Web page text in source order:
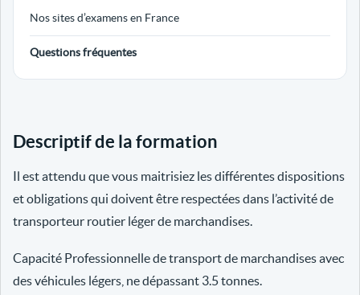
Nos sites d’examens en France
Questions fréquentes
Descriptif de la formation
Il est attendu que vous maitrisiez les différentes dispositions
et obligations qui doivent être respectées dans l’activité de
transporteur routier léger de marchandises.
Capacité Professionnelle de transport de marchandises avec
des véhicules légers, ne dépassant 3.5 tonnes.